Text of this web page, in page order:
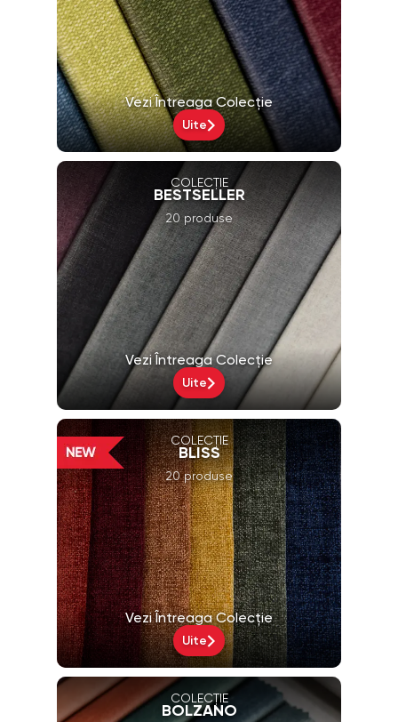
Vezi Întreaga Colecție
Uite
COLECȚIE
BESTSELLER
20 produse
Vezi Întreaga Colecție
Uite
COLECȚIE
BLISS
20 produse
Vezi Întreaga Colecție
Uite
COLECȚIE
BOLZANO